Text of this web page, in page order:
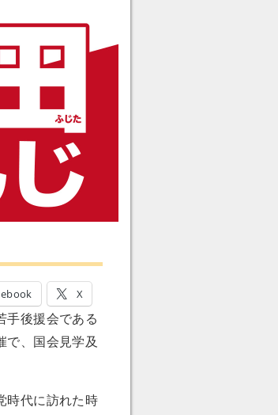
X
手後援会である
で、国会見学及
時代に訪れた時